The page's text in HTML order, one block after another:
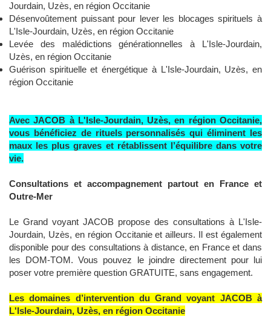
Jourdain, Uzès, en région Occitanie
Désenvoûtement puissant pour lever les blocages spirituels à
L'Isle-Jourdain, Uzès, en région Occitanie
Levée des malédictions générationnelles à L'Isle-Jourdain,
Uzès, en région Occitanie
Guérison spirituelle et énergétique à L'Isle-Jourdain, Uzès, en
région Occitanie
Avec JACOB à L'Isle-Jourdain, Uzès, en région Occitanie,
vous bénéficiez de rituels personnalisés qui éliminent les
maux les plus graves et rétablissent l’équilibre dans votre
vie.
Consultations et accompagnement partout en France et
Outre-Mer
Le Grand voyant JACOB propose des consultations à L'Isle-
Jourdain, Uzès, en région Occitanie et ailleurs. Il est également
disponible pour des consultations à distance, en France et dans
les DOM-TOM. Vous pouvez le joindre directement pour lui
poser votre première question GRATUITE, sans engagement.
Les domaines d’intervention du Grand voyant JACOB à
L'Isle-Jourdain, Uzès, en région Occitanie